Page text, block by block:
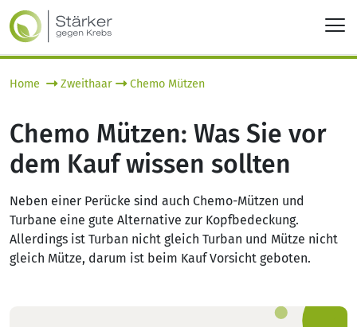
Home Zweithaar Chemo Mützen
Chemo Mützen: Was Sie vor
dem Kauf wissen sollten
Neben einer Perücke sind auch Chemo-Mützen und
Turbane eine gute Alternative zur Kopfbedeckung.
Allerdings ist Turban nicht gleich Turban und Mütze nicht
gleich Mütze, darum ist beim Kauf Vorsicht geboten.